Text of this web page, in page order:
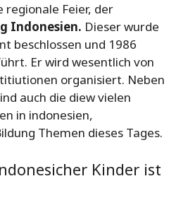
regionale Feier, der
Indonesien. Dieser wurde
beschlossen und 1986
Er wird wesentlich von
organisiert. Neben
auch die diew vielen
in indonesien,
Themen dieses Tages.
Kinder ist